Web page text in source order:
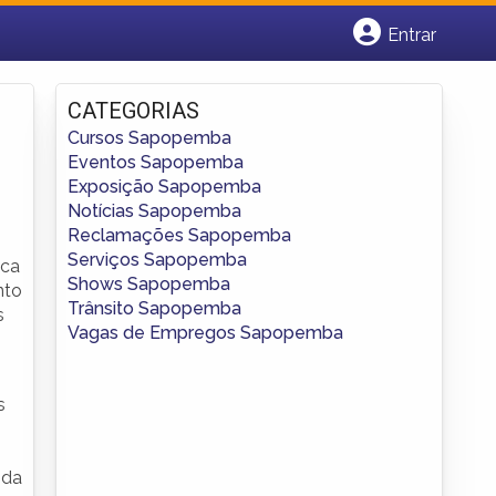
Entrar
Fazer login
Criar conta
CATEGORIAS
Cursos Sapopemba
Eventos Sapopemba
Exposição Sapopemba
Notícias Sapopemba
Reclamações Sapopemba
Serviços Sapopemba
Shows Sapopemba
Trânsito Sapopemba
Vagas de Empregos Sapopemba